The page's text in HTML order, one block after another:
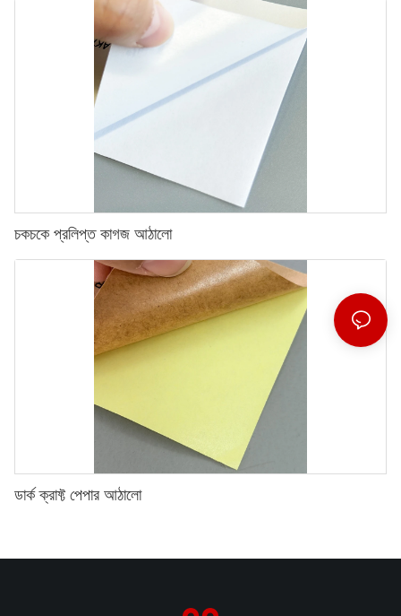
চকচকে প্রলিপ্ত কাগজ আঠালো
ডার্ক ক্রাফ্ট পেপার আঠালো